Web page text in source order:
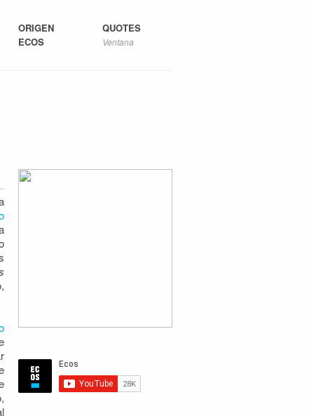
ORIGEN
ECOS
QUOTES
Ventana